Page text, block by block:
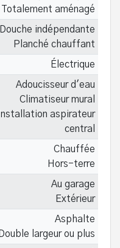
Totalement aménagé
Douche indépendante
Planché chauffant
Électrique
Adoucisseur d'eau
Climatiseur mural
Installation aspirateur
central
Chauffée
Hors-terre
Au garage
Extérieur
Asphalte
Double largeur ou plus